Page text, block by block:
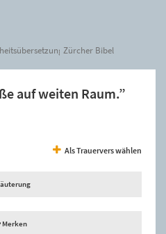
Zürcher Bibel
auf weiten Raum.”
Als Trauervers wählen
Merken